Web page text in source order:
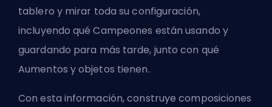
tablero y mirar toda su configuración,
incluyendo qué Campeones están usando y
guardando para más tarde, junto con qué
Aumentos y objetos tienen.
Con esta información, construye composiciones